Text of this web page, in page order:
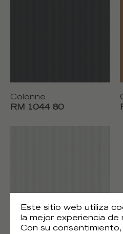
Colonne
RM 1044 80
Este sitio web utiliza
la mejor experiencia de
Con su